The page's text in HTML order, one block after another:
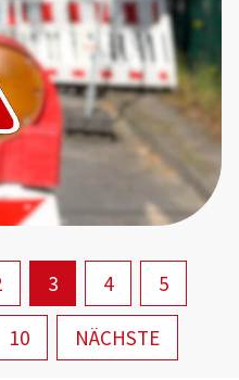
3 4 5
10 NÄCHSTE